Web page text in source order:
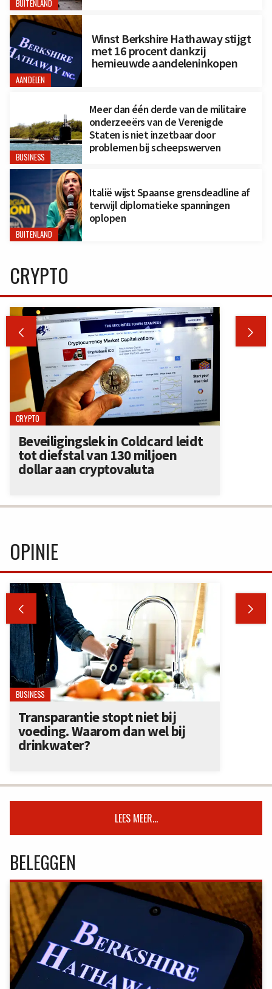
BUITENLAND
AANDELEN
Winst Berkshire Hathaway stijgt
met 16 procent dankzij
hernieuwde aandeleninkopen
BUSINESS
Meer dan één derde van de militaire
onderzeeërs van de Verenigde
Staten is niet inzetbaar door
problemen bij scheepswerven
BUITENLAND
Italië wijst Spaanse grensdeadline af
terwijl diplomatieke spanningen
oplopen
CRYPTO
 
CRYPTO
Beveiligingslek in Coldcard leidt
tot diefstal van 130 miljoen
dollar aan cryptovaluta
OPINIE
 
BUSINESS
Transparantie stopt niet bij
voeding. Waarom dan wel bij
drinkwater?
LEES MEER...
BELEGGEN